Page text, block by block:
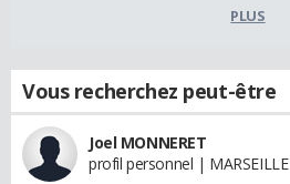
PLUS
Vous recherchez peut-être
Joel MONNERET
profil personnel | MARSEILLE